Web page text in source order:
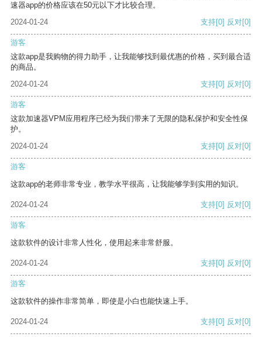
速器app的价格应该在50元以下才比较合理。
2024-01-24
支持[0] 反对[0]
游客
这款app是我购物的得力助手，让我能够找到最优惠的价格，买到最合适
的商品。
2024-01-24
支持[0] 反对[0]
游客
这款加速器VPM应用程序已经为我们带来了无限的隐私保护和安全性保
护。
2024-01-24
支持[0] 反对[0]
游客
这款app的老师非常专业，教学水平很高，让我能够学到实用的知识。
2024-01-24 支持[0] 反对[0]
游客
这款软件的设计非常人性化，使用起来非常舒服。
2024-01-24 支持[0] 反对[0]
游客
这款软件的操作非常简单，即使是小白也能快速上手。
2024-01-24 支持[0] 反对[0]